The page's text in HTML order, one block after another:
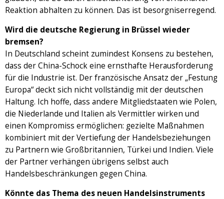
Reaktion abhalten zu können. Das ist besorgniserregend.
Wird die deutsche Regierung in Brüssel wieder
bremsen?
In Deutschland scheint zumindest Konsens zu bestehen,
dass der China-Schock eine ernsthafte Herausforderung
für die Industrie ist. Der französische Ansatz der „Festung
Europa“ deckt sich nicht vollständig mit der deutschen
Haltung. Ich hoffe, dass andere Mitgliedstaaten wie Polen,
die Niederlande und Italien als Vermittler wirken und
einen Kompromiss ermöglichen: gezielte Maßnahmen
kombiniert mit der Vertiefung der Handelsbeziehungen
zu Partnern wie Großbritannien, Türkei und Indien. Viele
der Partner verhängen übrigens selbst auch
Handelsbeschränkungen gegen China.
Könnte das Thema des neuen Handelsinstruments